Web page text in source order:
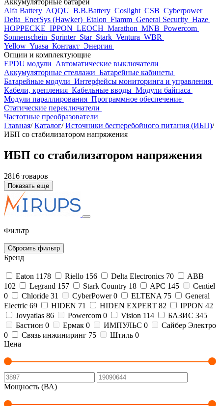
Аккумуляторные батареи
Alfa Battery AQQU B.B.Battery Coslight CSB Cyberpower
Delta EnerSys (Hawker) Etalon Fiamm General Security Haze
HOPPECKE IPPON LEOCH Marathon MNB Powercom
Sonnenschein Sprinter Star Stark Ventura WBR
Yellow Yuasa Контакт Энергия
Опции и комплектующие
EPDU модули Автоматические выключатели
Аккумуляторные стеллажи Батарейные кабинеты
Батарейные модули Интерфейсы мониторинга и управления
Кабели, крепления Кабельные вводы Модули байпаса
Модули параллирования Программное обеспечение
Статические переключатели
Частотные преобразователи
Главная/ Каталог/ Источники бесперебойного питания (ИБП)/
ИБП со стабилизатором напряжения
ИБП со стабилизатором напряжения
2816 товаров
Показать еще
Фильтр
Сбросить фильтр
Бренд
Eaton 1178 Riello 156 Delta Electronics 70
ABB
102
Legrand 157 Stark Country 18 APC 145
Centiel
0
Chloride 31 CyberPower 0 ELTENA 75
General
Electric 69 HIDEN 71 HIDEN EXPERT 82 IPPON 42
Jovyatlas 86 Powercom 0 Vision 114 БАЗИС 345
Бастион 0 Ермак 0 ИМПУЛЬС 0
Сайбер Электро
0
Связь инжиниринг 75 Штиль 0
Цена
Мощность (ВА)